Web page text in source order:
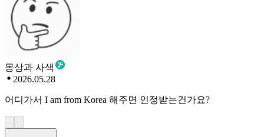
몽상과 사색
2026.05.28
어디가서 I am from Korea 해주면 인정받는건가요?